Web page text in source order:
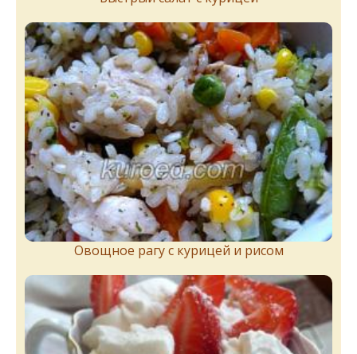
Овощное рагу с курицей и рисом